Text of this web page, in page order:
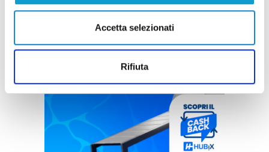
Accetta selezionati
Rifiuta